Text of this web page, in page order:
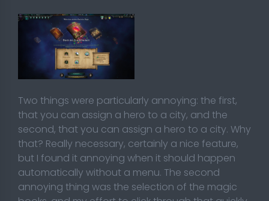
Two things were particularly annoying: the first,
that you can assign a hero to a city, and the
second, that you can assign a hero to a city. Why
that? Really necessary, certainly a nice feature,
but I found it annoying when it should happen
automatically without a menu. The second
annoying thing was the selection of the magic